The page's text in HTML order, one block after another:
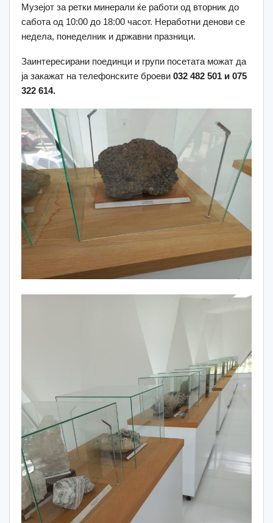
Музејот за ретки минерали ќе работи од вторник до
сабота од 10:00 до 18:00 часот. Неработни денови се
недела, понеделник и државни празници.
Заинтересирани поединци и групи посетата можат да
ја закажат на телефонските броеви 032 482 501 и 075
322 614.